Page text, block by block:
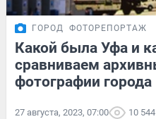
ГОРОД ФОТОРЕПОРТАЖ
Какой была Уфа и
сравниваем
фотографии города
27 августа, 2023, 07:00 10 544